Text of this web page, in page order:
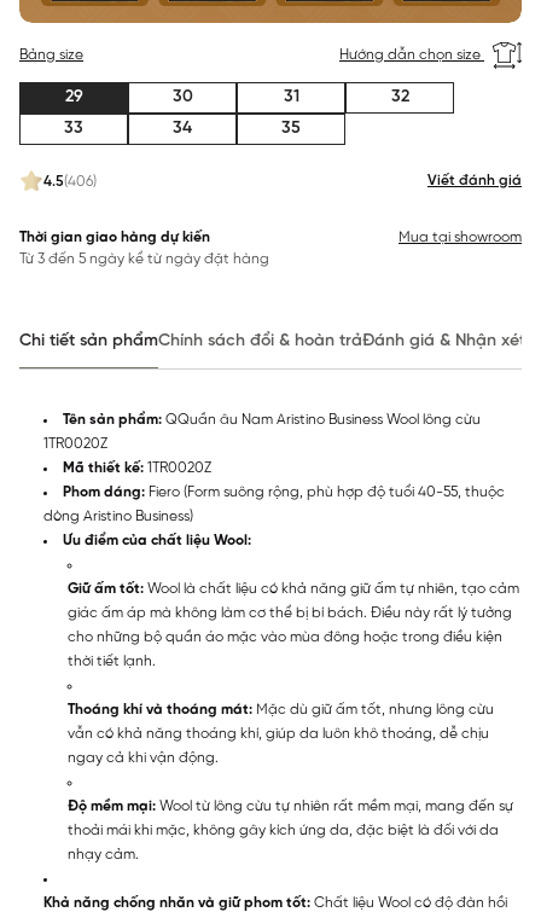
4.5(406) Viết đánh giá
Bảng size Hướng dẫn chọn size
29 30 31
32
33
34 35
Thời gian giao hàng dự kiến
Từ 3 đến 5 ngày kể từ ngày đặt hàng
Mua tại showroom
Chi tiết sản phẩmChính sách đổi & hoàn trảĐánh giá & Nhận xét
Tên sản phẩm: QQuần âu Nam Aristino Business Wool lông cừu
1TR0020Z
Mã thiết kế: 1TR0020Z
Phom dáng: Fiero (Form suông rộng, phù hợp độ tuổi 40-55, thuộc
dòng Aristino Business)
Ưu điểm của chất liệu Wool:
Giữ ấm tốt: Wool là chất liệu có khả năng giữ ấm tự nhiên, tạo cảm
giác ấm áp mà không làm cơ thể bị bí bách. Điều này rất lý tưởng
cho những bộ quần áo mặc vào mùa đông hoặc trong điều kiện
thời tiết lạnh.
Thoáng khí và thoáng mát: Mặc dù giữ ấm tốt, nhưng lông cừu
vẫn có khả năng thoáng khí, giúp da luôn khô thoáng, dễ chịu
ngay cả khi vận động.
Độ mềm mại: Wool từ lông cừu tự nhiên rất mềm mại, mang đến sự
thoải mái khi mặc, không gây kích ứng da, đặc biệt là đối với da
nhạy cảm.
Khả năng chống nhăn và giữ phom tốt: Chất liệu Wool có độ đàn hồi